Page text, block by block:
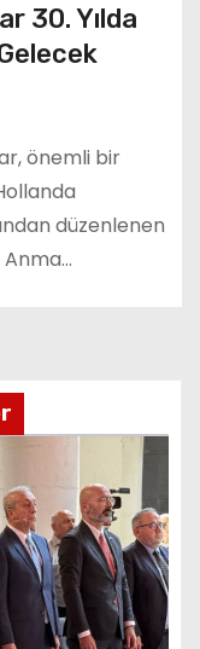
30. Yılda
önemli bir
düzenlenen
Anma…